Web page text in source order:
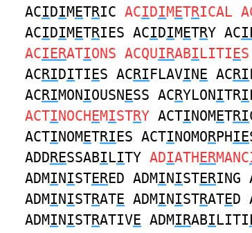
ACIDIMETRIC ACIDIMETRICAL
ACIDIMETRIES ACIDIMETRY AC
ACIERATIONS ACQUIRABILITIES
ACRIDITIES ACRIFLAVINE ACRI
ACRIMONIOUSNESS ACRYLONITRI
ACTINOCHEMISTRY ACTINOMETRI
ACTINOMETRIES ACTINOMORPHIE
ADDRESSABILITY ADIATHERMANC
ADMINISTERED ADMINISTERING
ADMINISTRATE ADMINISTRATED
ADMINISTRATIVE ADMIRABILITI